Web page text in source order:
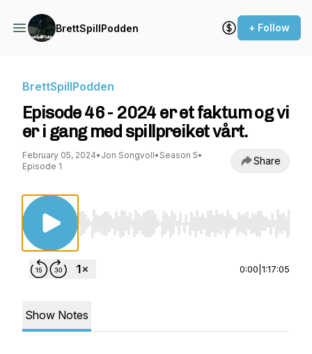
BrettSpillPodden + Follow
BrettSpillPodden
Episode 46 - 2024 er et faktum og vi
er i gang med spillpreiket vårt.
February 05, 2024• Jon Songvoll• Season 5•
Episode 1
Share
Use Left/Right to seek, Home/End to jump
0:00 1:17:05
Show Notes